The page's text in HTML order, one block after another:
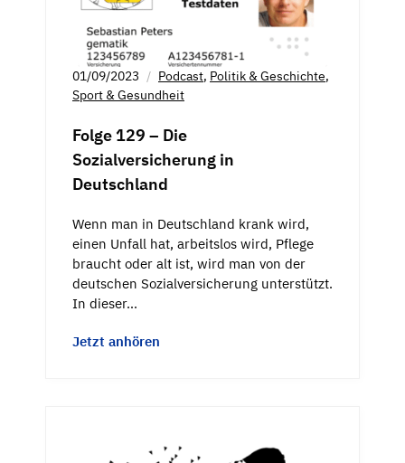
01/09/2023 Podcast, Politik & Geschichte,
Sport & Gesundheit
Folge 129 – Die
Sozialversicherung in
Deutschland
Wenn man in Deutschland krank wird,
einen Unfall hat, arbeitslos wird, Pflege
braucht oder alt ist, wird man von der
deutschen Sozialversicherung unterstützt.
In dieser…
Jetzt anhören